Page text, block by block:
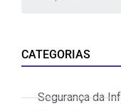
CATEGORIAS
Segurança da